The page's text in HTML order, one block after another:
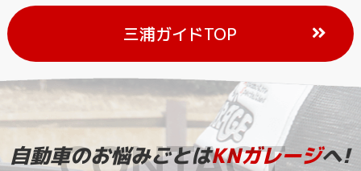
三浦ガイドTOP
自動車のお悩みごとはKNガレージへ!